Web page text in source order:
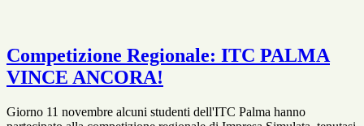
Competizione Regionale: ITC PALMA
VINCE ANCORA!
Giorno 11 novembre alcuni studenti dell'ITC Palma hanno